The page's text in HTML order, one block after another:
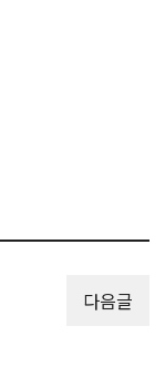
다음글